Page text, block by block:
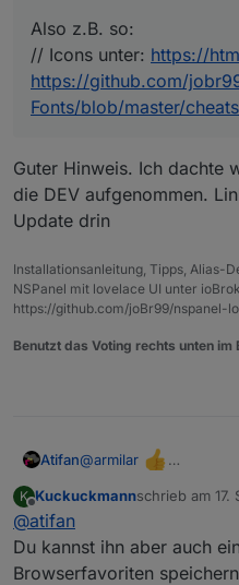
Also z.B. so:
// Icons unter: https://
https://github.com/
Fonts/blob/master/
Guter Hinweis. Ich dachte
die DEV aufgenommen.
Update drin
Installationsanleitung, Tipps, Alias-
NSPanel mit lovelace UI unter
https://github.com/joBr99/nspanel-
Benutzt das Voting rechts unten
Atifan@armilar
oben bei der
Dann muss man nicht
Link suchen :)
Also z.B. so:
https://github.com/
Fonts/blob/master/
K
Offline
Kuckuckmannschrieb am 17.
zuletzt editiert
@atifan
Du kannst ihn aber auch
Browserfavoriten speichern